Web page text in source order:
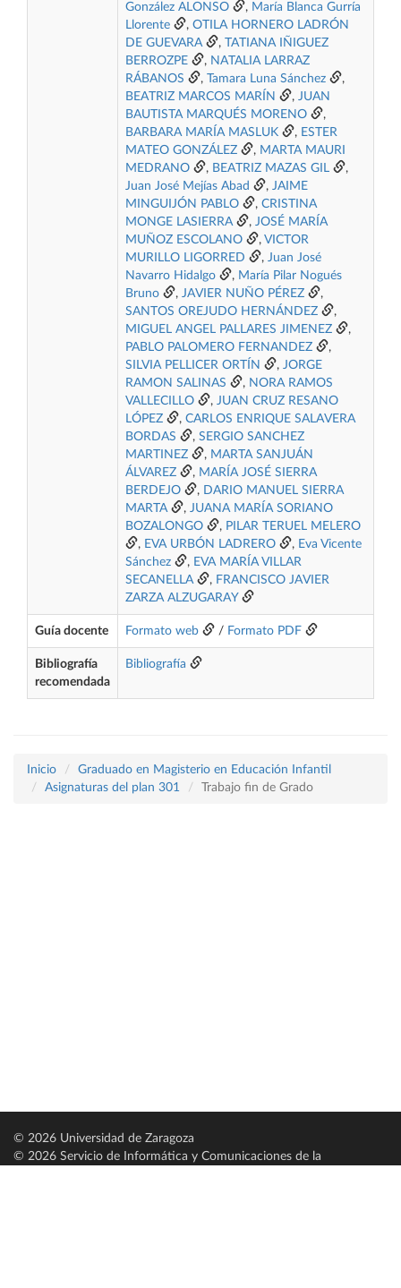
González ALONSO
, María Blanca Gurría
Llorente
, OTILA HORNERO LADRÓN
DE GUEVARA
,
TATIANA IÑIGUEZ
BERROZPE
, NATALIA LARRAZ
RÁBANOS
, Tamara Luna Sánchez
,
BEATRIZ MARCOS MARÍN
, JUAN
BAUTISTA MARQUÉS MORENO
,
BARBARA MARÍA MASLUK
, ESTER
MATEO GONZÁLEZ
, MARTA MAURI
MEDRANO
, BEATRIZ MAZAS GIL
,
Juan José Mejías Abad
, JAIME
MINGUIJÓN PABLO
, CRISTINA
MONGE LASIERRA
, JOSÉ MARÍA
MUÑOZ ESCOLANO
, VICTOR
MURILLO LIGORRED
, Juan José
Navarro Hidalgo
, María Pilar Nogués
Bruno
, JAVIER NUÑO PÉREZ
,
SANTOS OREJUDO HERNÁNDEZ
,
MIGUEL ANGEL PALLARES JIMENEZ
,
PABLO PALOMERO FERNANDEZ
,
SILVIA PELLICER ORTÍN
, JORGE
RAMON SALINAS
, NORA RAMOS
VALLECILLO
, JUAN CRUZ RESANO
LÓPEZ
, CARLOS ENRIQUE SALAVERA
BORDAS
, SERGIO SANCHEZ
MARTINEZ
, MARTA SANJUÁN
ÁLVAREZ
, MARÍA JOSÉ SIERRA
BERDEJO
, DARIO MANUEL SIERRA
MARTA
, JUANA MARÍA SORIANO
BOZALONGO
, PILAR TERUEL MELERO
, EVA URBÓN LADRERO , Eva Vicente
Sánchez
, EVA MARÍA VILLAR
SECANELLA
, FRANCISCO JAVIER
ZARZA ALZUGARAY
Guía docente Formato web / Formato PDF
Bibliografía
recomendada
Bibliografía
Inicio
Graduado en Magisterio en Educación Infantil
Asignaturas del plan 301
Trabajo fin de Grado
© 2026 Universidad de Zaragoza
© 2026 Servicio de Informática y Comunicaciones de la